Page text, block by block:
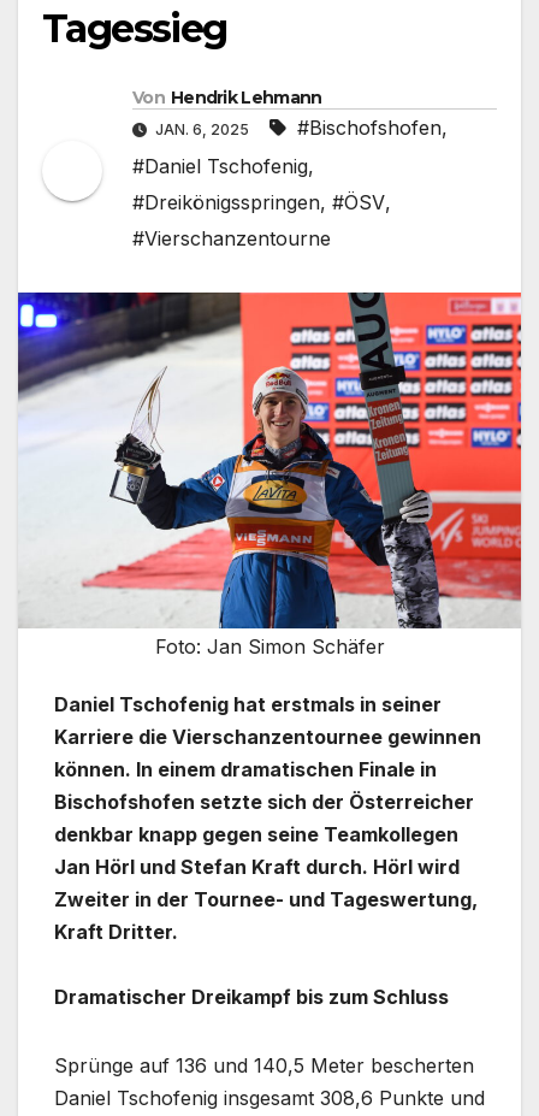
Tagessieg
Von Hendrik Lehmann
JAN. 6, 2025 #Bischofshofen,
#Daniel Tschofenig,
#Dreikönigsspringen, #ÖSV,
#Vierschanzentourne
Foto: Jan Simon Schäfer
Daniel Tschofenig hat erstmals in seiner
Karriere die Vierschanzentournee gewinnen
können. In einem dramatischen Finale in
Bischofshofen setzte sich der Österreicher
denkbar knapp gegen seine Teamkollegen
Jan Hörl und Stefan Kraft durch. Hörl wird
Zweiter in der Tournee- und Tageswertung,
Kraft Dritter.
Dramatischer Dreikampf bis zum Schluss
Sprünge auf 136 und 140,5 Meter bescherten
Daniel Tschofenig insgesamt 308,6 Punkte und